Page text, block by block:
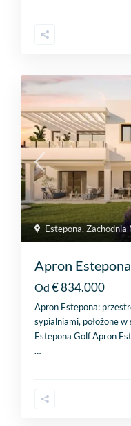
Estepona,Zachodnia
Apron Estepona
Od € 834.000
Apron Estepona:
sypialniami, położone
Estepona Golf Apron
…